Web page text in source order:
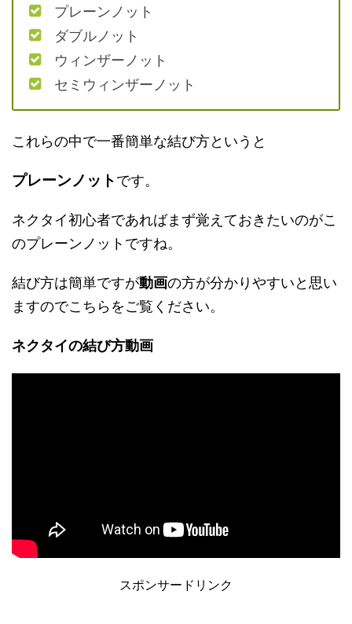
プレーンノット
ダブルノット
ウィンザーノット
セミウィンザーノット
これらの中で一番簡単な結び方というと
プレーンノットです。
ネクタイ初心者であればまず覚えておきたいのがこ
のプレーンノットですね。
結び方は簡単ですが動画の方が分かりやすいと思い
ますのでこちらをご覧ください。
ネクタイの結び方動画
スポンサードリンク